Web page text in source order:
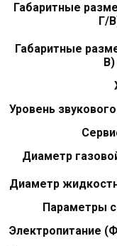
Габаритные
Г/
Габаритные
Уровень
Диаметр
Диаметр
Параметры
Электропитание